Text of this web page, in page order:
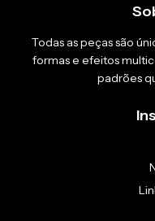
Todas as peças são
formas e efeitos
padrões